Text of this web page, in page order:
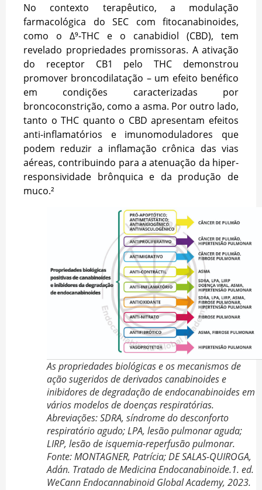
No contexto terapêutico, a modulação
farmacológica do SEC com fitocanabinoides,
como o Δ⁹-THC e o canabidiol (CBD), tem
revelado propriedades promissoras. A ativação
do receptor CB1 pelo THC demonstrou
promover broncodilatação – um efeito benéfico
em condições caracterizadas por
broncoconstrição, como a asma. Por outro lado,
tanto o THC quanto o CBD apresentam efeitos
anti-inflamatórios e imunomoduladores que
podem reduzir a inflamação crônica das vias
aéreas, contribuindo para a atenuação da hiper-
responsividade brônquica e da produção de
muco.²
As propriedades biológicas e os mecanismos de
ação sugeridos de derivados canabinoides e
inibidores de degradação de endocanabinoides em
vários modelos de doenças respiratórias.
Abreviações: SDRA, síndrome do desconforto
respiratório agudo; LPA, lesão pulmonar aguda;
LIRP, lesão de isquemia-reperfusão pulmonar.
Fonte: MONTAGNER, Patrícia; DE SALAS-QUIROGA,
Adán. Tratado de Medicina Endocanabinoide.1. ed.
WeCann Endocannabinoid Global Academy, 2023.